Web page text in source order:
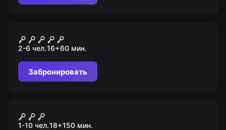
Пила
2-6 чел.16+60 мин.
Забронировать
Угадай мелодию
1-10 чел.18+150 мин.